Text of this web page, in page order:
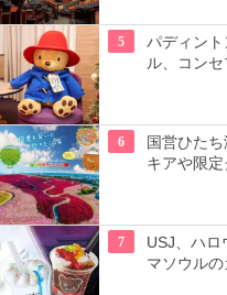
5
パディン
ル、コン
6
国営ひた
キアや限
7
USJ、ハ
マソウル